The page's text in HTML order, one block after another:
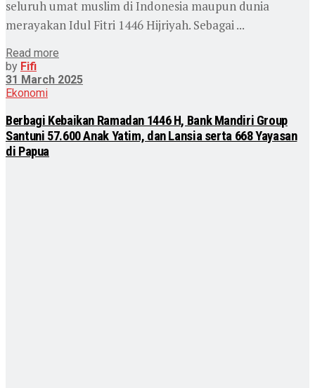
seluruh umat muslim di Indonesia maupun dunia
merayakan Idul Fitri 1446 Hijriyah. Sebagai ...
Read more
by Fifi
31 March 2025
Ekonomi
Berbagi Kebaikan Ramadan 1446 H, Bank Mandiri Group
Santuni 57.600 Anak Yatim, dan Lansia serta 668 Yayasan
di Papua